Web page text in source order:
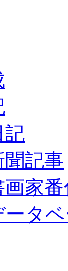
記
聞記事
画家
タ